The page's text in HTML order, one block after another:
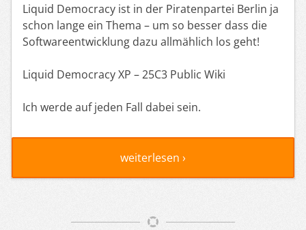
Liquid Democracy ist in der Piratenpartei Berlin ja
schon lange ein Thema – um so besser dass die
Softwareentwicklung dazu allmählich los geht!
Liquid Democracy XP – 25C3 Public Wiki
Ich werde auf jeden Fall dabei sein.
weiterlesen ›